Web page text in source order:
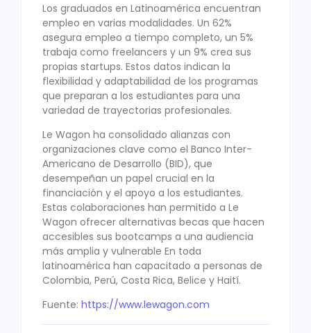
Los graduados en Latinoamérica encuentran
empleo en varias modalidades. Un 62%
asegura empleo a tiempo completo, un 5%
trabaja como freelancers y un 9% crea sus
propias startups. Estos datos indican la
flexibilidad y adaptabilidad de los programas
que preparan a los estudiantes para una
variedad de trayectorias profesionales.
Le Wagon ha consolidado alianzas con
organizaciones clave como el Banco Inter-
Americano de Desarrollo (BID), que
desempeñan un papel crucial en la
financiación y el apoyo a los estudiantes.
Estas colaboraciones han permitido a Le
Wagon ofrecer alternativas becas que hacen
accesibles sus bootcamps a una audiencia
más amplia y vulnerable En toda
latinoamérica han capacitado a personas de
Colombia, Perú, Costa Rica, Belice y Haití.
Fuente: https://www.lewagon.com